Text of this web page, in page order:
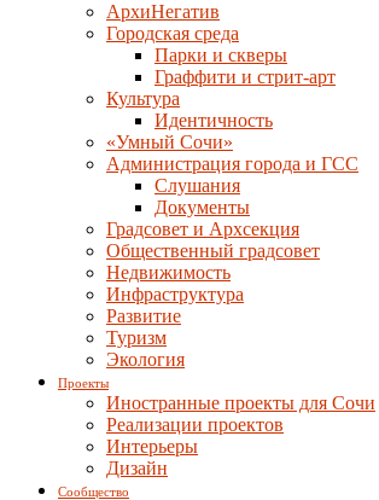
АрхиНегатив
Городская среда
Парки и скверы
Граффити и стрит-арт
Культура
Идентичность
«Умный Сочи»
Администрация города и ГСС
Слушания
Документы
Градсовет и Архсекция
Общественный градсовет
Недвижимость
Инфраструктура
Развитие
Туризм
Экология
Проекты
Иностранные проекты для Сочи
Реализации проектов
Интерьеры
Дизайн
Сообщество